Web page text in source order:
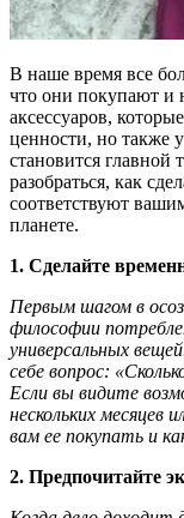
В наше время все
что они покупают и
аксессуаров,
ценности, но также
становится главной
разобраться, как
соответствуют
планете.
1. Сделайте
Первым шагом в
философии
универсальных
себе вопрос:
Если вы видите
нескольких месяцев
вам ее покупать и
2. Предпочитайте